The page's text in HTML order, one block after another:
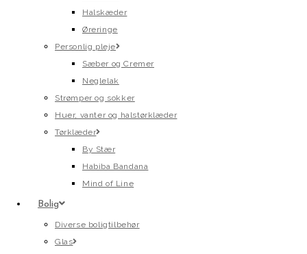
Halskæder
Øreringe
Personlig pleje
Sæber og Cremer
Neglelak
Strømper og sokker
Huer, vanter og halstørklæder
Tørklæder
By Stær
Habiba Bandana
Mind of Line
Bolig
Diverse boligtilbehør
Glas